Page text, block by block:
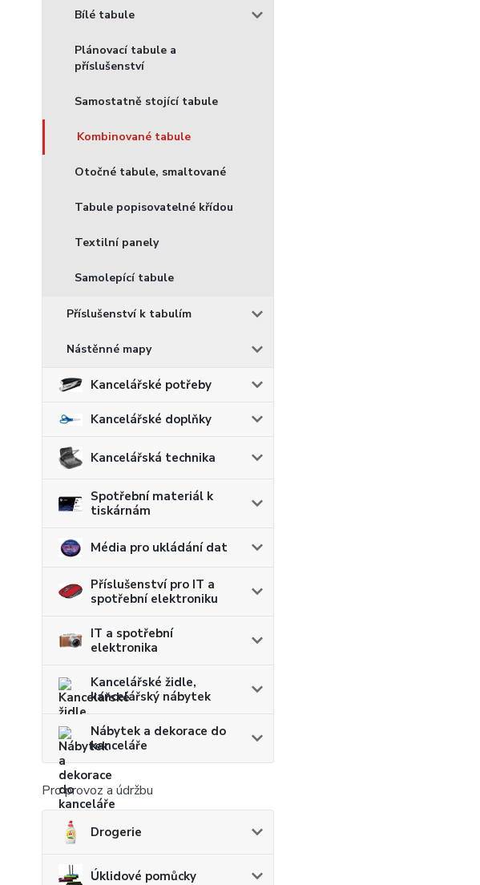
Bílé tabule
Plánovací tabule a
příslušenství
Samostatně stojící tabule
Kombinované tabule
Otočné tabule, smaltované
Tabule popisovatelné křídou
Textilní panely
Samolepící tabule
Příslušenství k tabulím
Nástěnné mapy
Kancelářské potřeby
Kancelářské doplňky
Kancelářská technika
Spotřební materiál k
tiskárnám
Média pro ukládání dat
Příslušenství pro IT a
spotřební elektroniku
IT a spotřební
elektronika
Kancelářské židle,
kancelářský nábytek
Nábytek a dekorace do
kanceláře
Pro provoz a údržbu
Drogerie
Úklidové pomůcky